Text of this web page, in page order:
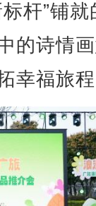
杆”铺就
的诗情
幸福旅